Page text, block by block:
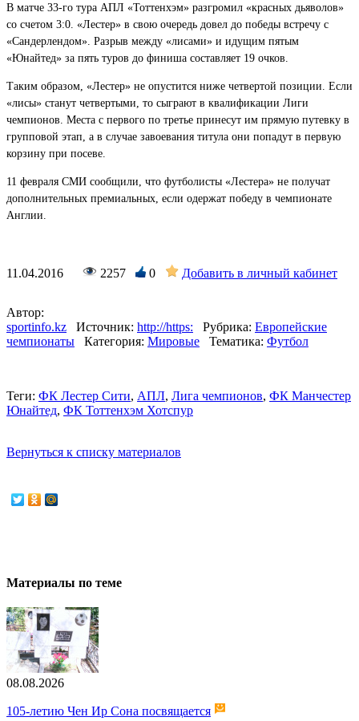
В матче 33-го тура АПЛ «Тоттенхэм» разгромил «красных дьяволов»
со счетом 3:0. «Лестер» в свою очередь довел до победы встречу с
«Сандерлендом». Разрыв между «лисами» и идущим пятым
«Юнайтед» за пять туров до финиша составляет 19 очков.
Таким образом, «Лестер» не опустится ниже четвертой позиции. Если
«лисы» станут четвертыми, то сыграют в квалификации Лиги
чемпионов. Места с первого по третье принесут им прямую путевку в
групповой этап, а в случае завоевания титула они попадут в первую
корзину при посеве.
11 февраля СМИ сообщили, что футболисты «Лестера» не получат
дополнительных премиальных, если одержат победу в чемпионате
Англии.
11.04.2016 2257 0 Добавить в личный кабинет
Автор:
sportinfo.kz
Источник: http://https: Рубрика: Европейские
чемпионаты
Категория: Мировые Тематика: Футбол
Теги: ФК Лестер Сити, АПЛ, Лига чемпионов, ФК Манчестер
Юнайтед, ФК Тоттенхэм Хотспур
Вернуться к списку материалов
Материалы по теме
08.08.2026
105-летию Чен Ир Сона посвящается